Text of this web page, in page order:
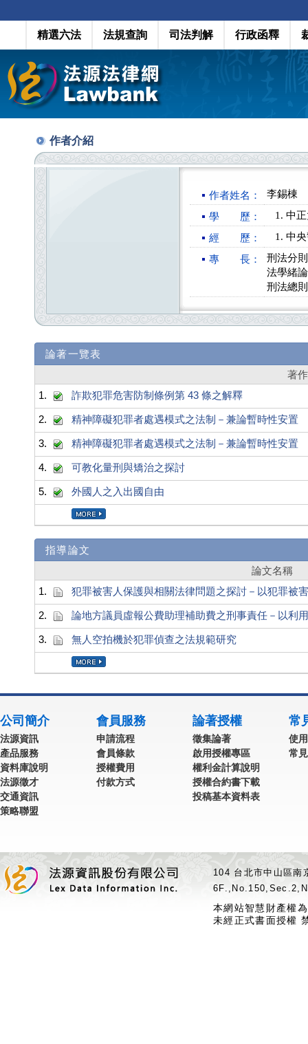
精選六法 法規查詢 司法判解 行政函釋
作者介紹
作者姓名： 李錫棟
學 歷： 中
經 歷： 中
專 長：
刑法分則
法學緒論
刑法總
論著一覽表
著
1.
詐欺犯罪危害防制條例第 43 條之解釋
2. 精神障礙犯罪者處遇模式之法制－兼論暫時性安置
3. 精神障礙犯罪者處遇模式之法制－兼論暫時性安置
4. 可教化量刑與矯治之探討
5. 外國人之入出國自由
指導論文
論文名稱
1.
犯罪被害人保護與相關法律問題之探討－以犯罪被
2. 論地方議員虛報公費助理補助費之刑事責任－以利
3. 無人空拍機於犯罪偵查之法規範研究
公司簡介
法源資訊
產品服務
資料庫說明
法源徵才
交通資訊
策略聯盟
會員服務
申請流程
會員條款
授權費用
付款方式
論著授權
徵集論著
啟用授權專區
權利金計算說明
授權合約書下載
投稿基本資料表
常
使
常
104 台北市中山區
本網站智慧財產權
未經正式書面授權